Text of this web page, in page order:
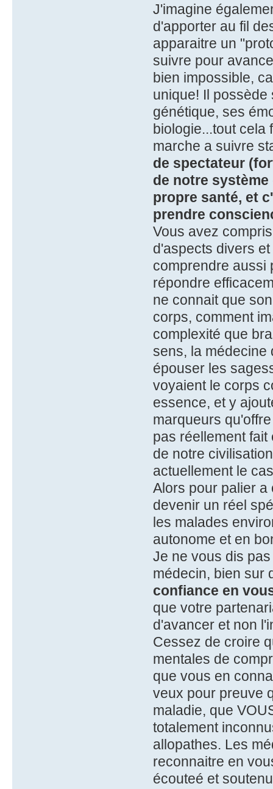
J'imagine
d'apporter au fil
apparaitre un
suivre pour
bien impossible,
unique! Il
génétique, ses
biologie...tout cela
marche a suivre
de spectateur
de notre
propre santé, et
prendre
Vous avez
d'aspects divers
comprendre aussi
répondre
ne connait que
corps, comment
complexité que
sens, la médecine
épouser les
voyaient le corps
essence, et y
marqueurs
pas réellement
de notre
actuellement le
Alors pour palier a
devenir un réel
les malades
autonome et en
Je ne vous dis
médecin, bien sur
confiance en
que votre
d'avancer et non
Cessez de croire
mentales de
que vous en
veux pour preuve
maladie, que
totalement
allopathes. Les
reconnaitre en
écouteé et